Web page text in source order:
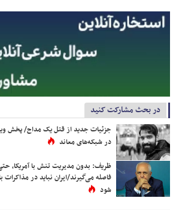
در بحث مشارکت کنید
جزئیات جدید از قتل یک مداح/ پخش
در شبکه‌های معاند
ظریف: بدون مدیریت تنش با آمریکا،
فاصله می‌گیرند/ایران نباید در
شود